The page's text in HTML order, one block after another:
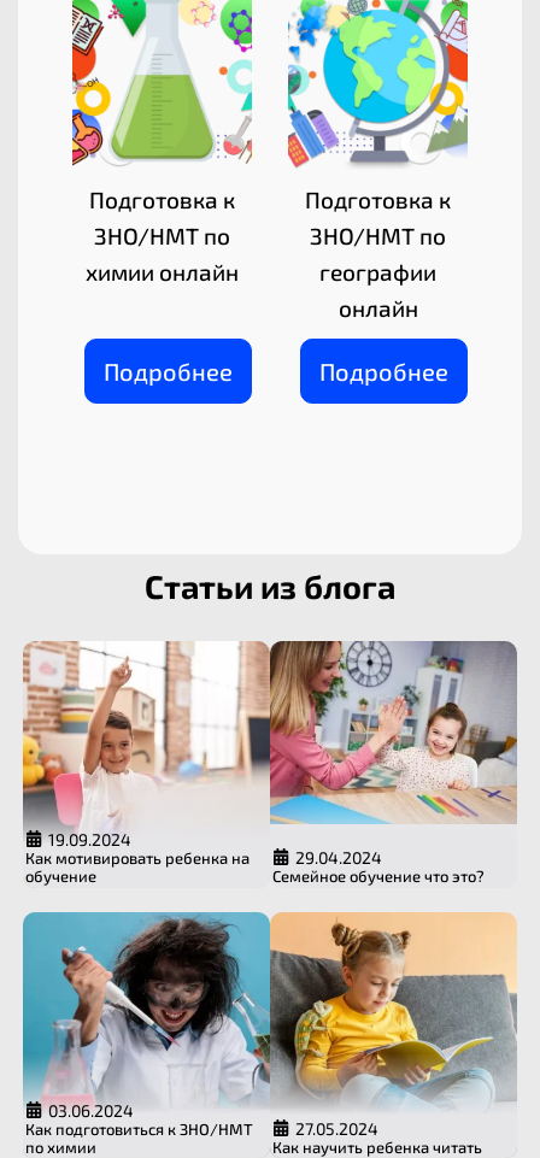
Подготовка к
ЗНО/НМТ по
химии онлайн
Подробнее
Подготовка к
ЗНО/НМТ по
географии
онлайн
Подробнее
Статьи из блога
19.09.2024
Как мотивировать ребенка на
обучение
29.04.2024
Семейное обучение что это?
03.06.2024
Как подготовиться к ЗНО/НМТ
по химии
27.05.2024
Как научить ребенка читать